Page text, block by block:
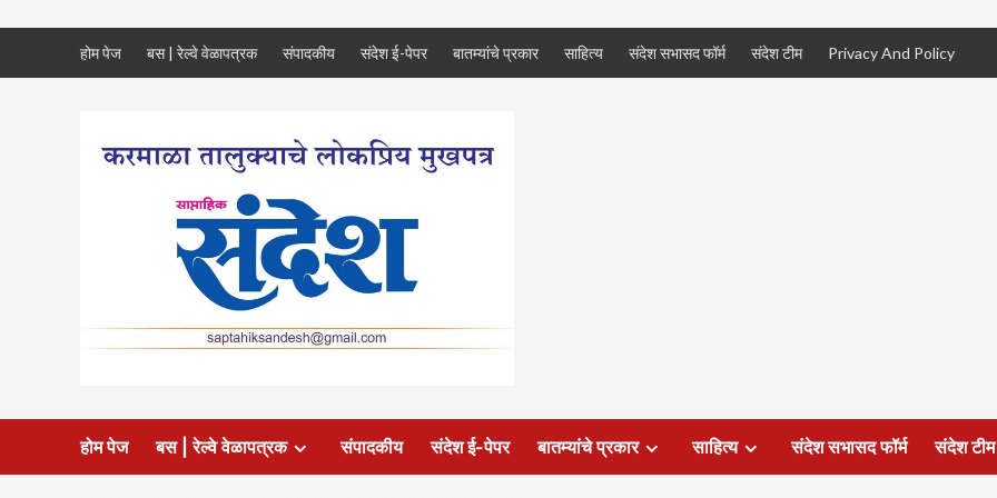
होम पेज बस | रेल्वे वेळापत्रक संपादकीय संदेश ई-पेपर बातम्यांचे प्रकार साहित्य संदेश सभासद फॉर्म संदेश टीम Privacy And Policy
होम पेज बस | रेल्वे वेळापत्रक संपादकीय संदेश ई-पेपर बातम्यांचे प्रकार साहित्य संदेश सभासद फॉर्म संदेश टीम